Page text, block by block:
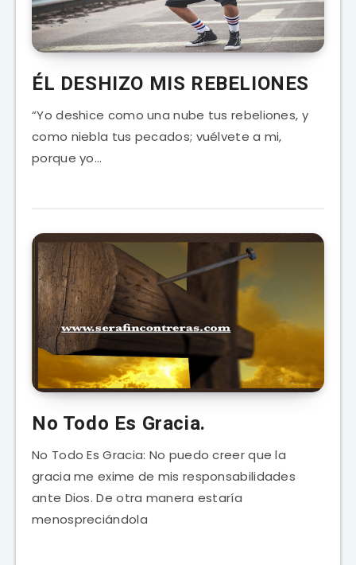
ÉL DESHIZO MIS REBELIONES
“Yo deshice como una nube tus rebeliones, y
como niebla tus pecados; vuélvete a mi,
porque yo…
No Todo Es Gracia.
No Todo Es Gracia: No puedo creer que la
gracia me exime de mis responsabilidades
ante Dios. De otra manera estaría
menospreciándola